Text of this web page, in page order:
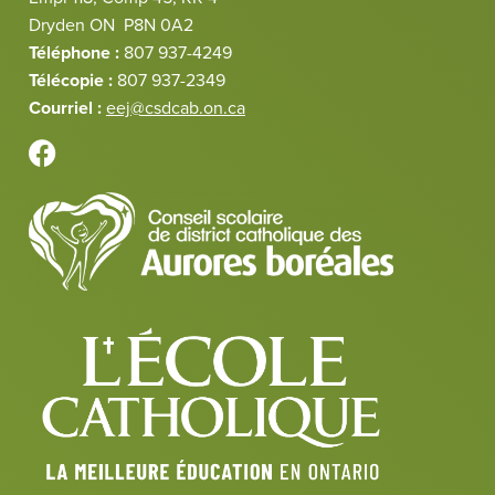
Dryden ON P8N 0A2
Téléphone : 807 937-4249
Télécopie : 807 937-2349
Courriel :eej@csdcab.on.ca